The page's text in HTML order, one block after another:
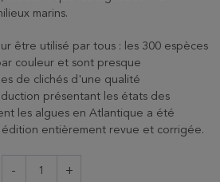
marins.
être utilisé par tous : les 300 espèces
couleur et sont presque
de clichés d'une qualité
présentant les états des
les algues en Atlantique a été
entièrement revue et corrigée.
- +